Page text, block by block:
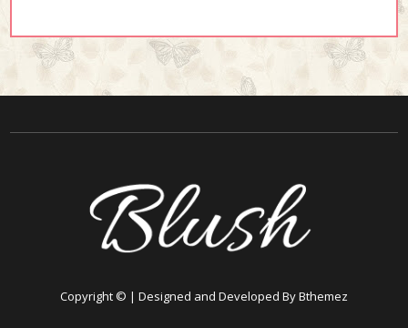
Copyright © | Designed and Developed By Bthemez